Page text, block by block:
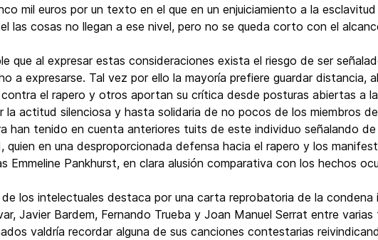
mil euros por un texto en el que en un enjuiciamiento a la
las cosas no llegan a ese nivel, pero no se queda corto con el
que al expresar estas consideraciones exista el riesgo de ser
a expresarse. Tal vez por ello la mayoría prefiere guardar distancia,
el rapero y otros aportan su crítica desde posturas abiertas a
la actitud silenciosa y hasta solidaria de no pocos de los miembros
han tenido en cuenta anteriores tuits de este individuo señalando
quien en una desproporcionada defensa hacia el rapero y los
Emmeline Pankhurst, en clara alusión comparativa con los hechos
de los intelectuales destaca por una carta reprobatoria de la
Javier Bardem, Fernando Trueba y Joan Manuel Serrat entre
valdría recordar alguna de sus canciones contestarias